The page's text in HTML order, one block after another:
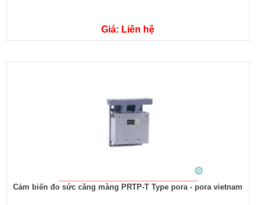
Giá: Liên hệ
Cảm biến đo sức căng màng PRTP-T Type pora - pora vietnam